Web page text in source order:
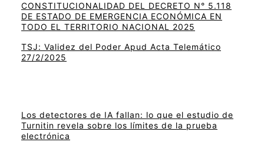
CONSTITUCIONALIDAD DEL DECRETO N° 5.118
DE ESTADO DE EMERGENCIA ECONÓMICA EN
TODO EL TERRITORIO NACIONAL 2025
TSJ: Validez del Poder Apud Acta Telemático
27/2/2025
Los detectores de IA fallan: lo que el estudio de
Turnitin revela sobre los límites de la prueba
electrónica